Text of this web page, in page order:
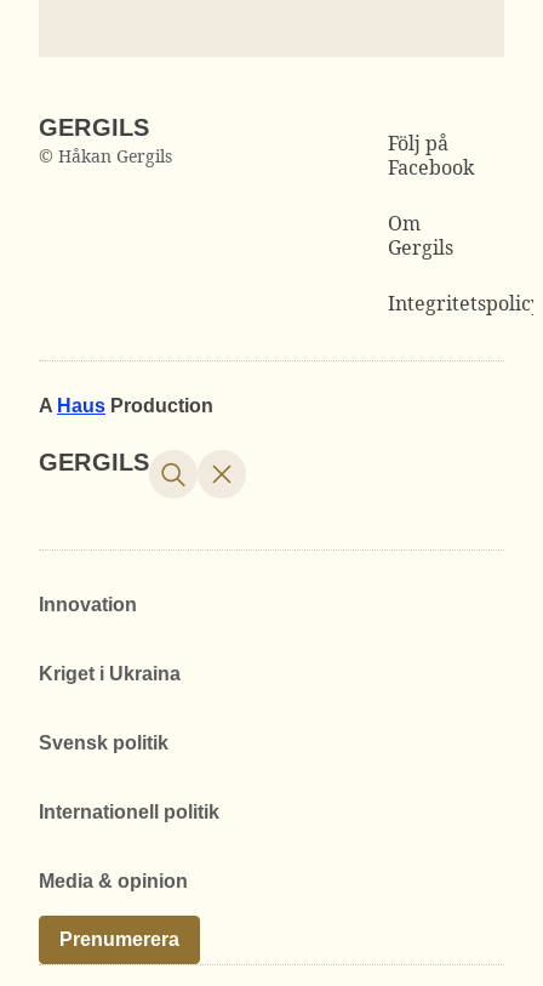
GERGILS
© Håkan Gergils
Följ på
Facebook
Om
Gergils
Integritetspolicy
A Haus Production
GERGILS
Innovation
Kriget i Ukraina
Svensk politik
Internationell politik
Media & opinion
Prenumerera